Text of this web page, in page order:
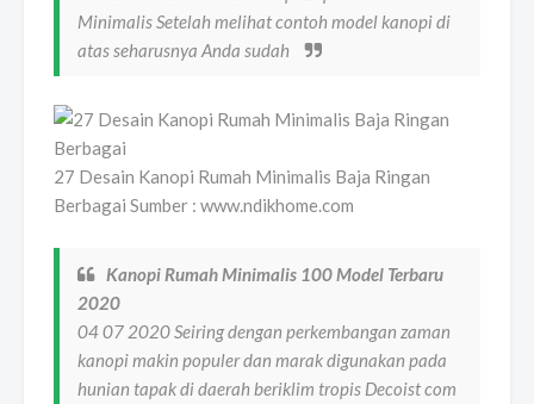
Minimalis Setelah melihat contoh model kanopi di
atas seharusnya Anda sudah
27 Desain Kanopi Rumah Minimalis Baja Ringan
Berbagai Sumber : www.ndikhome.com
Kanopi Rumah Minimalis 100 Model Terbaru
2020
04 07 2020 Seiring dengan perkembangan zaman
kanopi makin populer dan marak digunakan pada
hunian tapak di daerah beriklim tropis Decoist com